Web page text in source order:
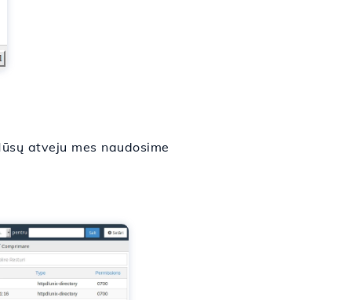
atveju mes naudosime